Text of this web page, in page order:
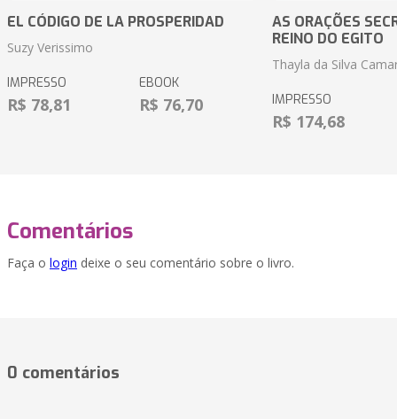
EL CÓDIGO DE LA PROSPERIDAD
Suzy Verissimo
IMPRESSO
R$ 78,81
EBOOK
R$ 76,70
AS ORAÇÕES
REINO DO EGITO
Thayla da Silva
IMPRESSO
R$ 174,68
Comentários
Faça o login deixe o seu comentário sobre o livro.
0 comentários